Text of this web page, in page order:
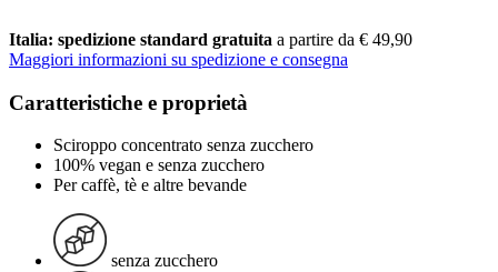
Italia: spedizione standard gratuita a partire da € 49,90
Maggiori informazioni su spedizione e consegna
Caratteristiche e proprietà
Sciroppo concentrato senza zucchero
100% vegan e senza zucchero
Per caffè, tè e altre bevande
senza zucchero